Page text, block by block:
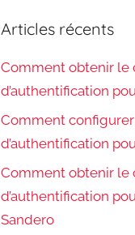
Articles récents
Comment obtenir le
d’authentification
Comment
d’authentification
Comment obtenir le
d’authentification
Sandero